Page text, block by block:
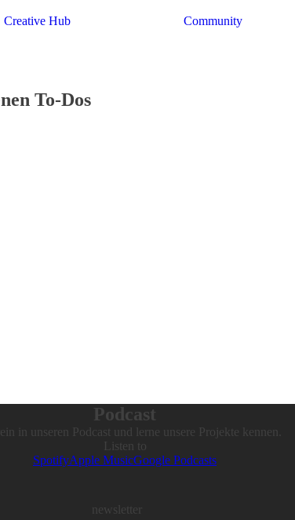
Creative Hub Community
To-Dos
Podcast
in unseren Podcast und lerne unsere Projekte kennen.
Listen to
SpotifyApple MusicGoogle Podcasts
newsletter